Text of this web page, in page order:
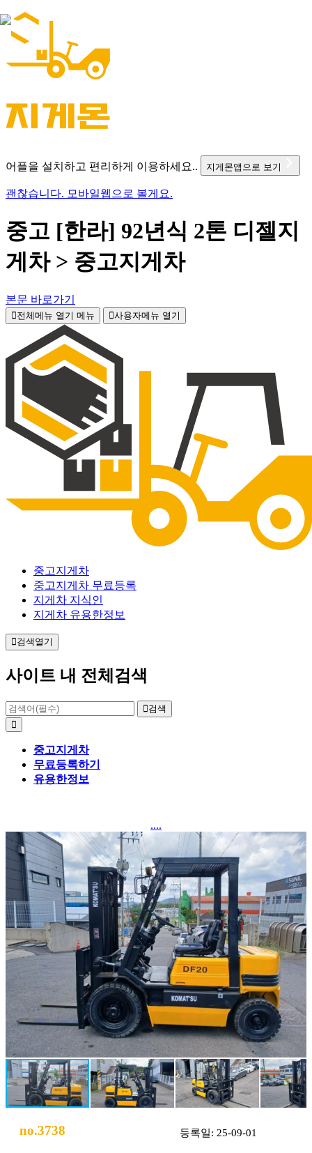
어플을 설치하고 편리하게 이용하세요.. 지게몬앱으로 보기
괜찮습니다. 모바일웹으로 볼게요.
중고 [한라] 92년식 2톤 디젤지
게차 > 중고지게차
본문 바로가기
전체메뉴 열기 메뉴 사용자메뉴 열기
중고지게차
중고지게차 무료등록
지게차 지식인
지게차 유용한정보
검색열기
사이트 내 전체검색
검색
중고지게차
무료등록하기
유용한정보
....
no.3738 등록일: 25-09-01